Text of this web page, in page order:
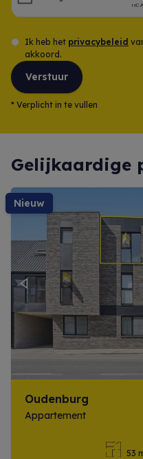
Ik heb het privacybeleid
akkoord.
Verstuur
* Verplicht in te vullen
Gelijkaardige
nieuw
Previous
Oudenburg
Appartement
53